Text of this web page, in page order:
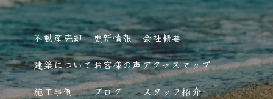
不動産売却
建築について
施工事例
更新情報
お客様の声
ブログ
会社概要
アクセスマップ
スタッフ紹介